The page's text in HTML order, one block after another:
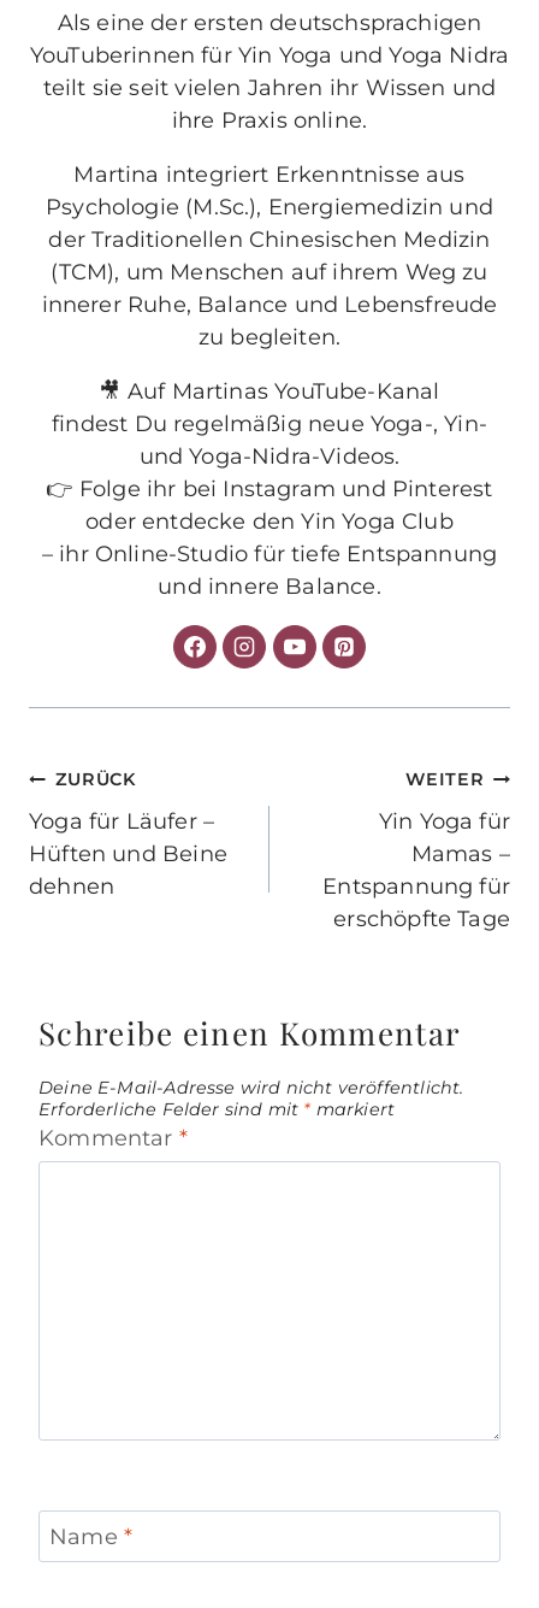
Als eine der ersten deutschsprachigen
YouTuberinnen für Yin Yoga und Yoga Nidra
teilt sie seit vielen Jahren ihr Wissen und
ihre Praxis online.
Martina integriert Erkenntnisse aus
Psychologie (M.Sc.), Energiemedizin und
der Traditionellen Chinesischen Medizin
(TCM), um Menschen auf ihrem Weg zu
innerer Ruhe, Balance und Lebensfreude
zu begleiten.
🎥 Auf Martinas YouTube-Kanal
findest Du regelmäßig neue Yoga-, Yin-
und Yoga-Nidra-Videos.
👉 Folge ihr bei Instagram und Pinterest
oder entdecke den Yin Yoga Club
– ihr Online-Studio für tiefe Entspannung
und innere Balance.
Beitragsnavigation
ZURÜCK
Yoga für Läufer –
Hüften und Beine
dehnen
WEITER
Yin Yoga für
Mamas –
Entspannung für
erschöpfte Tage
Schreibe einen Kommentar
Deine E-Mail-Adresse wird nicht veröffentlicht.
Erforderliche Felder sind mit *markiert
Kommentar *
Name *